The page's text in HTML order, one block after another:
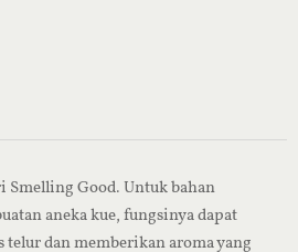
Smelling Good. Untuk bahan
aneka kue, fungsinya dapat
dan memberikan aroma yang